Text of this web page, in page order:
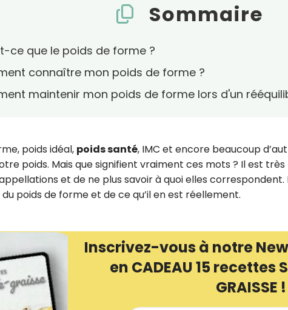
Sommaire
ce que le poids de forme ?
connaître mon poids de forme ?
maintenir mon poids de forme lors d'un
poids idéal, poids santé, IMC et encore beaucoup
poids. Mais que signifient vraiment ces mots ? Il est
et de ne plus savoir à quoi elles
poids de forme et de ce qu’il en est réellement.
Inscrivez-vous à notre
en CADEAU 15 recettes
GRAISSE !